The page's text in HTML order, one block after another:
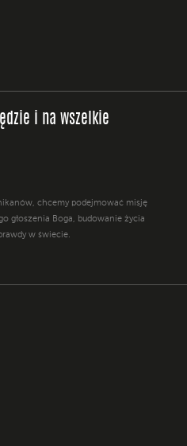
i na wszelkie
chcemy podejmować misję
głoszenia Boga, budowanie życia
w świecie.